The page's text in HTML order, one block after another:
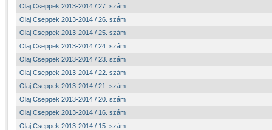
Olaj Cseppek 2013-2014 / 27. szám
Olaj Cseppek 2013-2014 / 26. szám
Olaj Cseppek 2013-2014 / 25. szám
Olaj Cseppek 2013-2014 / 24. szám
Olaj Cseppek 2013-2014 / 23. szám
Olaj Cseppek 2013-2014 / 22. szám
Olaj Cseppek 2013-2014 / 21. szám
Olaj Cseppek 2013-2014 / 20. szám
Olaj Cseppek 2013-2014 / 16. szám
Olaj Cseppek 2013-2014 / 15. szám